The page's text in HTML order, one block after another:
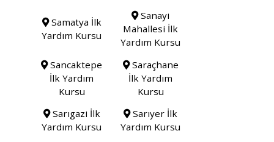
Samatya İlk
Yardım Kursu
Sanayi
Mahallesi İlk
Yardım Kursu
Sancaktepe
İlk Yardım
Kursu
Saraçhane
İlk Yardım
Kursu
Sarıgazi İlk
Yardım Kursu
Sarıyer İlk
Yardım Kursu